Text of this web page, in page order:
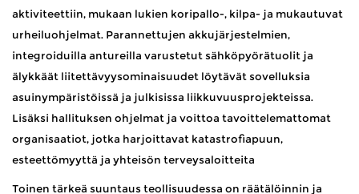
aktiviteettiin, mukaan lukien koripallo-, kilpa- ja mukautuvat
urheiluohjelmat. Parannettujen akkujärjestelmien,
integroiduilla antureilla varustetut sähköpyörätuolit ja
älykkäät liitettävyysominaisuudet löytävät sovelluksia
asuinympäristöissä ja julkisissa liikkuvuusprojekteissa.
Lisäksi hallituksen ohjelmat ja voittoa tavoittelemattomat
organisaatiot, jotka harjoittavat katastrofiapuun,
esteettömyyttä ja yhteisön terveysaloitteita
Toinen tärkeä suuntaus teollisuudessa on räätälöinnin ja